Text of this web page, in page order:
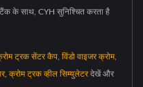
टैंक के साथ, CYH सुनिश्चित करता है
ट्रक सेंटर कैप विंडो वाइजर क्रोम,
, क्रोम ट्रक व्हील सिम्युलेटरदेखें और